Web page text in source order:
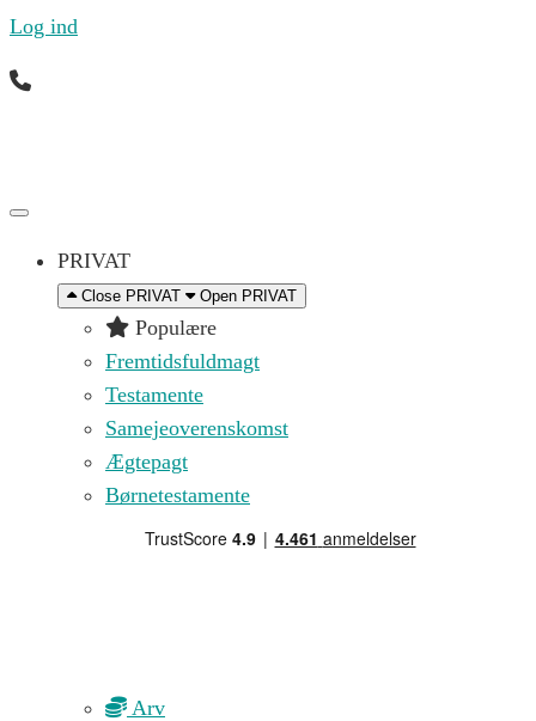
Log ind
PRIVAT
Close PRIVAT Open PRIVAT
Populære
Fremtidsfuldmagt
Testamente
Samejeoverenskomst
Ægtepagt
Børnetestamente
Arv